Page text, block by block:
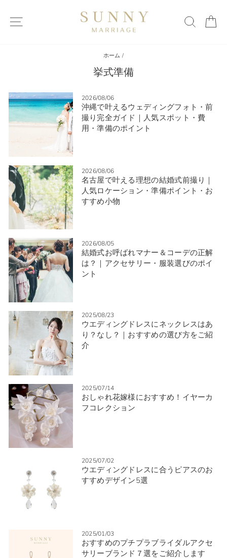
検索
ホーム /
挙式準備
2026/08/06
沖縄で叶えるウェディングフォト・前
撮り完全ガイド｜人気スポット・費
用・準備のポイント
2026/08/06
名古屋で叶える理想の結婚式前撮り｜
人気ロケーション・準備ポイント・お
すすめ小物
2026/08/05
結婚式お呼ばれマナー＆コーデの正解
は？｜アクセサリー・服装選びのポイ
ント
2025/08/23
ウエディングドレスにネックレスはあ
り？なし？｜おすすめの選び方をご紹
介
2025/07/14
おしゃれ花嫁様におすすめ！イヤーカ
フコレクション
2025/07/02
ウエディングドレスに合うピアスのお
すすめデザイン5選
2025/01/03
おすすめのプチプラブライダルアクセ
サリーブランド７選をご紹介します